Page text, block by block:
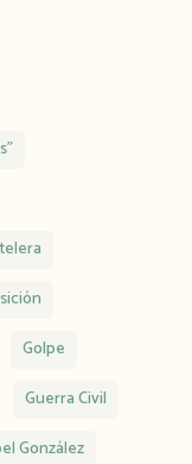
Golpe
Guerra Civil
González